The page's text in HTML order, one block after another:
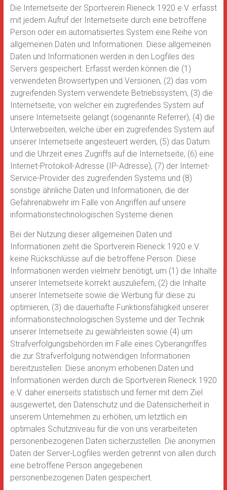
Die Internetseite der Sportverein Rieneck 1920 e.V. erfasst
mit jedem Aufruf der Internetseite durch eine betroffene
Person oder ein automatisiertes System eine Reihe von
allgemeinen Daten und Informationen. Diese allgemeinen
Daten und Informationen werden in den Logfiles des
Servers gespeichert. Erfasst werden können die (1)
verwendeten Browsertypen und Versionen, (2) das vom
zugreifenden System verwendete Betriebssystem, (3) die
Internetseite, von welcher ein zugreifendes System auf
unsere Internetseite gelangt (sogenannte Referrer), (4) die
Unterwebseiten, welche über ein zugreifendes System auf
unserer Internetseite angesteuert werden, (5) das Datum
und die Uhrzeit eines Zugriffs auf die Internetseite, (6) eine
Internet-Protokoll-Adresse (IP-Adresse), (7) der Internet-
Service-Provider des zugreifenden Systems und (8)
sonstige ähnliche Daten und Informationen, die der
Gefahrenabwehr im Falle von Angriffen auf unsere
informationstechnologischen Systeme dienen.
Bei der Nutzung dieser allgemeinen Daten und
Informationen zieht die Sportverein Rieneck 1920 e.V.
keine Rückschlüsse auf die betroffene Person. Diese
Informationen werden vielmehr benötigt, um (1) die Inhalte
unserer Internetseite korrekt auszuliefern, (2) die Inhalte
unserer Internetseite sowie die Werbung für diese zu
optimieren, (3) die dauerhafte Funktionsfähigkeit unserer
informationstechnologischen Systeme und der Technik
unserer Internetseite zu gewährleisten sowie (4) um
Strafverfolgungsbehörden im Falle eines Cyberangriffes
die zur Strafverfolgung notwendigen Informationen
bereitzustellen. Diese anonym erhobenen Daten und
Informationen werden durch die Sportverein Rieneck 1920
e.V. daher einerseits statistisch und ferner mit dem Ziel
ausgewertet, den Datenschutz und die Datensicherheit in
unserem Unternehmen zu erhöhen, um letztlich ein
optimales Schutzniveau für die von uns verarbeiteten
personenbezogenen Daten sicherzustellen. Die anonymen
Daten der Server-Logfiles werden getrennt von allen durch
eine betroffene Person angegebenen
personenbezogenen Daten gespeichert.